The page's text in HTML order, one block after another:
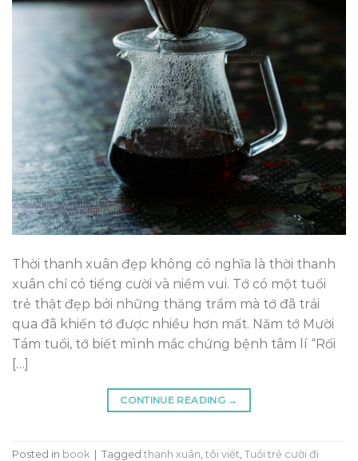
Thời thanh xuân đẹp không có nghĩa là thời thanh
xuân chỉ có tiếng cười và niềm vui. Tớ có một tuổi
trẻ thật đẹp bởi những thăng trầm mà tớ đã trải
qua đã khiến tớ được nhiều hơn mất. Năm tớ Mười
Tám tuổi, tớ biết mình mắc chứng bệnh tâm lí “Rối
[…]
CONTINUE READING →
Posted in book Tagged thanh xuân tôi viết Tuổi trẻ cười đi